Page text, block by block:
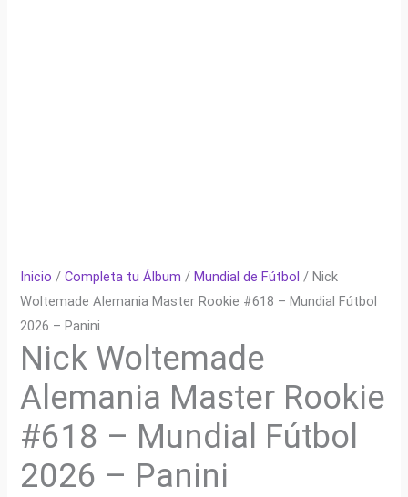
Inicio /Completa tu Álbum /Mundial de Fútbol / Nick
Woltemade Alemania Master Rookie #618 – Mundial Fútbol
2026 – Panini
Nick Woltemade
Alemania Master Rookie
#618 – Mundial Fútbol
2026 – Panini